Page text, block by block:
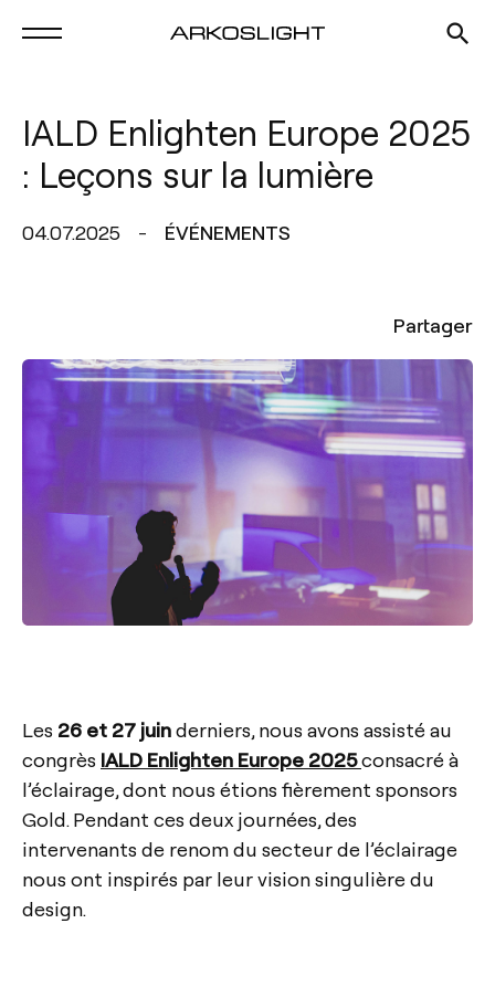
IALD Enlighten Europe 2025
: Leçons sur la lumière
04.07.2025 ÉVÉNEMENTS
Partager
Les 26 et 27 juinderniers, nous avons assisté au
congrès IALD Enlighten Europe 2025consacré à
l’éclairage, dont nous étions fièrement sponsors
Gold. Pendant ces deux journées, des
intervenants de renom du secteur de l’éclairage
nous ont inspirés par leur vision singulière du
design.